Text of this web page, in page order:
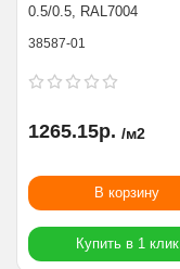
0.5/0.5, RAL7004
38587-01
1265.15р. /м2
В корзину
Купить в 1 клик